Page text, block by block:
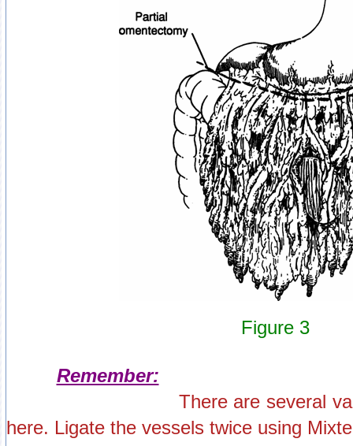
Figure 3
Remember:
There are several
here. Ligate the vessels twice using